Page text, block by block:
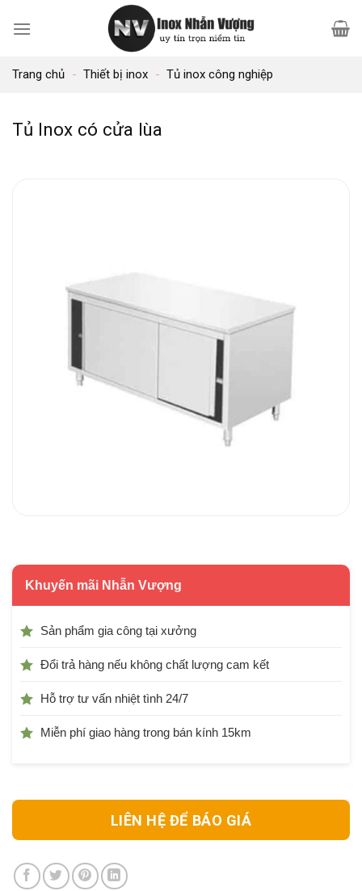
qua
dungTrang chủ - Thiết bị inox - Tủ inox công nghiệp
Tủ Inox có cửa lùa
Khuyến mãi Nhẫn Vượng
Sản phẩm gia công tại xưởng
Đổi trả hàng nếu không chất lượng cam kết
Hỗ trợ tư vấn nhiệt tình 24/7
Miễn phí giao hàng trong bán kính 15km
LIÊN HỆ ĐỂ BÁO GIÁ